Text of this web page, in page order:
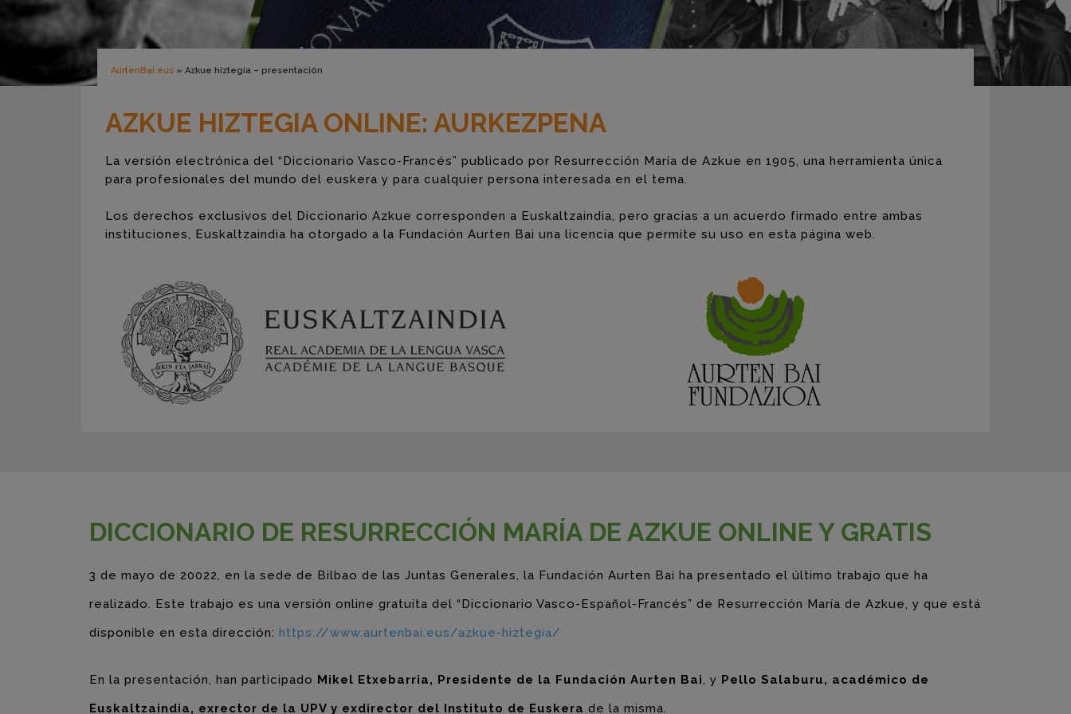
AurtenBai.eus » Azkue hiztegia – presentación
AZKUE HIZTEGIA ONLINE: AURKEZPENA
La versión electrónica del “Diccionario Vasco-Francés” publicado por Resurrección María de Azkue en 1905, una herramienta única
para profesionales del mundo del euskera y para cualquier persona interesada en el tema.
Los derechos exclusivos del Diccionario Azkue corresponden a Euskaltzaindia, pero gracias a un acuerdo firmado entre ambas
instituciones, Euskaltzaindia ha otorgado a la Fundación Aurten Bai una licencia que permite su uso en esta página web.
DICCIONARIO DE RESURRECCIÓN MARÍA DE AZKUE ONLINE Y GRATIS
3 de mayo de 20022, en la sede de Bilbao de las Juntas Generales, la Fundación Aurten Bai ha presentado el último trabajo que ha
realizado. Este trabajo es una versión online gratuita del “Diccionario Vasco-Español-Francés” de Resurrección María de Azkue, y que está
disponible en esta dirección: https://www.aurtenbai.eus/azkue-hiztegia/
En la presentación, han participado Mikel Etxebarria, Presidente de la Fundación Aurten Bai , y Pello Salaburu, académico de
Euskaltzaindia, exrector de la UPV y exdirector del Instituto de Euskera de la misma.